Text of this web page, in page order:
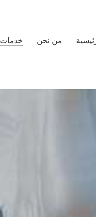
من نحن خدمات